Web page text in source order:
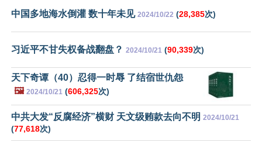
中国多地海水倒灌 数十年未见 2024/10/22 (28,385次)
习近平不甘失权备战翻盘？ 2024/10/21 (90,339次)
天下奇谭（40）忍得一时辱 了结宿世仇怨
🖼️ 2024/10/21 (606,325次)
中共大发“反腐经济”横财 天文级贿款去向不明 2024/10/21
(77,618次)